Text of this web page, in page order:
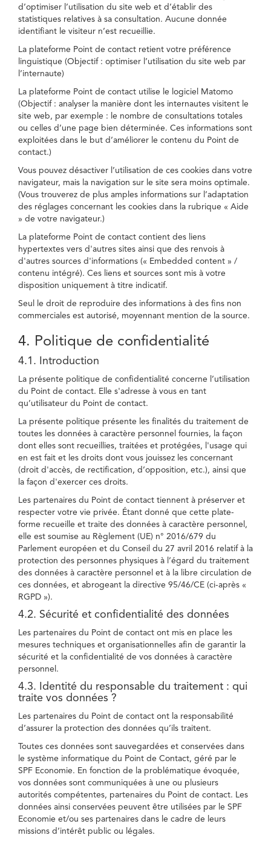
d’optimiser l’utilisation du site web et d’établir des
statistiques relatives à sa consultation. Aucune donnée
identifiant le visiteur n’est recueillie.
La plateforme Point de contact retient votre préférence
linguistique (Objectif : optimiser l’utilisation du site web par
l’internaute)
La plateforme Point de contact utilise le logiciel Matomo
(Objectif : analyser la manière dont les internautes visitent le
site web, par exemple : le nombre de consultations totales
ou celles d’une page bien déterminée. Ces informations sont
exploitées dans le but d’améliorer le contenu du Point de
contact.)
Vous pouvez désactiver l’utilisation de ces cookies dans votre
navigateur, mais la navigation sur le site sera moins optimale.
(Vous trouverez de plus amples informations sur l’adaptation
des réglages concernant les cookies dans la rubrique « Aide
» de votre navigateur.)
La plateforme Point de contact contient des liens
hypertextes vers d'autres sites ainsi que des renvois à
d'autres sources d'informations (« Embedded content » /
contenu intégré). Ces liens et sources sont mis à votre
disposition uniquement à titre indicatif.
Seul le droit de reproduire des informations à des fins non
commerciales est autorisé, moyennant mention de la source.
4. Politique de confidentialité
4.1. Introduction
La présente politique de confidentialité concerne l’utilisation
du Point de contact. Elle s'adresse à vous en tant
qu’utilisateur du Point de contact.
La présente politique présente les finalités du traitement de
toutes les données à caractère personnel fournies, la façon
dont elles sont recueillies, traitées et protégées, l'usage qui
en est fait et les droits dont vous jouissez les concernant
(droit d'accès, de rectification, d’opposition, etc.), ainsi que
la façon d'exercer ces droits.
Les partenaires du Point de contact tiennent à préserver et
respecter votre vie privée. Étant donné que cette plate-
forme recueille et traite des données à caractère personnel,
elle est soumise au Règlement (UE) n° 2016/679 du
Parlement européen et du Conseil du 27 avril 2016 relatif à la
protection des personnes physiques à l’égard du traitement
des données à caractère personnel et à la libre circulation de
ces données, et abrogeant la directive 95/46/CE (ci-après «
RGPD »).
4.2. Sécurité et confidentialité des données
Les partenaires du Point de contact ont mis en place les
mesures techniques et organisationnelles afin de garantir la
sécurité et la confidentialité de vos données à caractère
personnel.
4.3. Identité du responsable du traitement : qui
traite vos données ?
Les partenaires du Point de contact ont la responsabilité
d’assurer la protection des données qu’ils traitent.
Toutes ces données sont sauvegardées et conservées dans
le système informatique du Point de Contact, géré par le
SPF Economie. En fonction de la problématique évoquée,
vos données sont communiquées à une ou plusieurs
autorités compétentes, partenaires du Point de contact. Les
données ainsi conservées peuvent être utilisées par le SPF
Economie et/ou ses partenaires dans le cadre de leurs
missions d’intérêt public ou légales.